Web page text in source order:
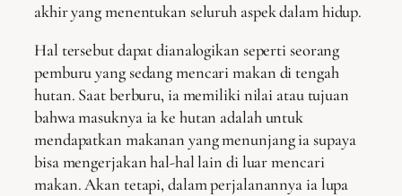
akhir yang menentukan seluruh aspek dalam hidup.
Hal tersebut dapat dianalogikan seperti seorang
pemburu yang sedang mencari makan di tengah
hutan. Saat berburu, ia memiliki nilai atau tujuan
bahwa masuknya ia ke hutan adalah untuk
mendapatkan makanan yang menunjang ia supaya
bisa mengerjakan hal-hal lain di luar mencari
makan. Akan tetapi, dalam perjalanannya ia lupa